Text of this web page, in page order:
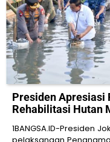
Presiden Apresiasi
Rehabilitasi Hutan
1BANGSA.ID-Presiden
pelaksanaan